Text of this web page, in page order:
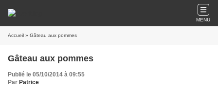
MENU
Accueil » Gâteau aux pommes
Gâteau aux pommes
Publié le 05/10/2014 à 09:55
Par Patrice